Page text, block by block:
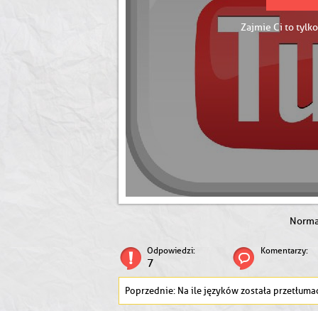
Zajmie Ci to
Odpowiedzi:
7
Komentarzy:
Na ile języków została przetłumaczona seria "Star Wars"